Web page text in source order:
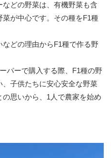
どの野菜は、有機野菜も含
が中心です。その種をF1種
どの理由からF1種で作る野
パーで購入する際、F1種の野
子供たちに安心安全な野菜
思いから、1人で農家を始め